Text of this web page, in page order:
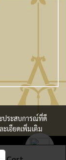
ประสบการณ์ที่ดี
เอียดเพิ่มเติม